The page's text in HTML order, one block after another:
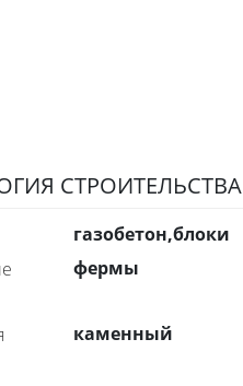
СТРОИТЕЛЬСТВА
газобетон,блоки
фермы
каменный